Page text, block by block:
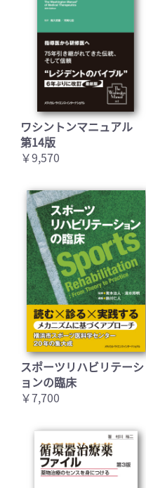
ワシントンマニュアル
第14版
￥9,570
スポーツリハビリテーシ
ョンの臨床
￥7,700